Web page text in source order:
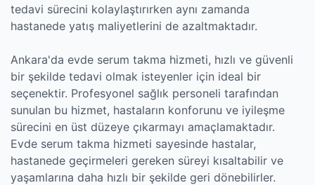
tedavi sürecini kolaylaştırırken aynı zamanda
hastanede yatış maliyetlerini de azaltmaktadır.
Ankara'da evde serum takma hizmeti, hızlı ve güvenli
bir şekilde tedavi olmak isteyenler için ideal bir
seçenektir. Profesyonel sağlık personeli tarafından
sunulan bu hizmet, hastaların konforunu ve iyileşme
sürecini en üst düzeye çıkarmayı amaçlamaktadır.
Evde serum takma hizmeti sayesinde hastalar,
hastanede geçirmeleri gereken süreyi kısaltabilir ve
yaşamlarına daha hızlı bir şekilde geri dönebilirler.